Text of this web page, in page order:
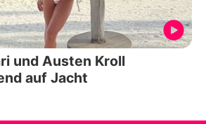
und Austen Kroll
auf Jacht